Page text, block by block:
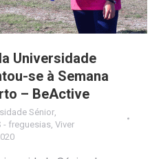
Universidade
se à Semana
– BeActive
Sénior
- freguesias Viver